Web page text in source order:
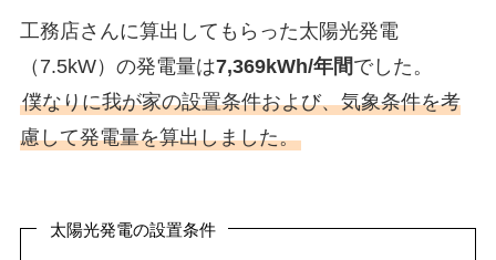
工務店さんに算出してもらった太陽光発電
（7.5kW）の発電量は7,369kWh/年間でした。
僕なりに我が家の設置条件および、気象条件を考
慮して発電量を算出しました。
太陽光発電の設置条件